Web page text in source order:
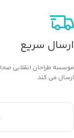
ارسال سریع
موسسه طراحان انقلابی
ارسال می کند